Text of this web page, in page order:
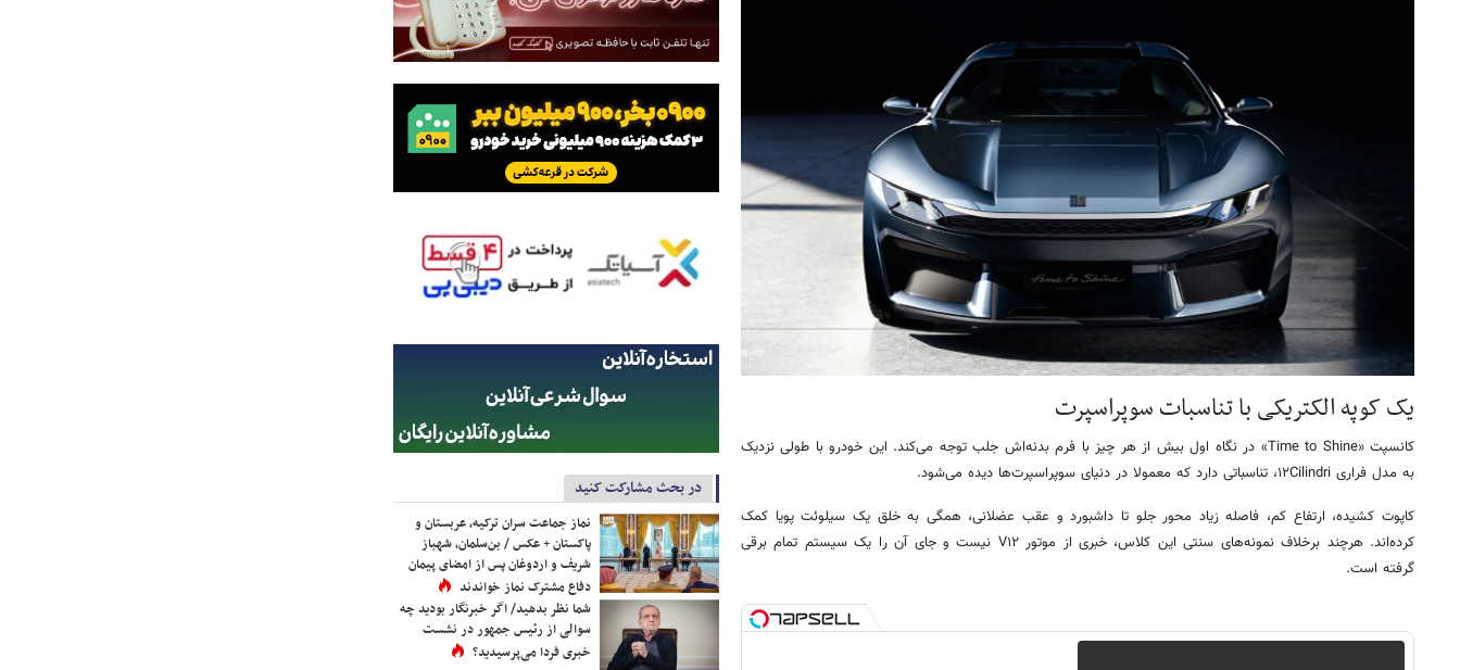
یک کوپه الکتریکی با تناسبات سوپراسپرت
کانسپت «Time to Shine» در نگاه اول بیش از هر چیز با فرم بدنه‌اش جلب توجه می‌کند. این خودرو با طولی نزدیک
به مدل فراری ۱۲Cilindri، تناسباتی دارد که معمولا در دنیای سوپراسپرت‌ها دیده می‌شود.
کاپوت کشیده، ارتفاع کم، فاصله زیاد محور جلو تا داشبورد و عقب عضلانی، همگی به خلق یک سیلوئت پویا کمک
کرده‌اند. هرچند برخلاف نمونه‌های سنتی این کلاس، خبری از موتور V۱۲ نیست و جای آن را یک سیستم تمام‌ برقی
گرفته است.
در بحث مشارکت کنید
نماز جماعت سران ترکیه، عربستان و
پاکستان + عکس / بن‌سلمان، شهباز
شریف و اردوغان پس از امضای پیمان
دفاع مشترک نماز خواندند
شما نظر بدهید/ اگر خبرنگار بودید چه
سوالی از رئیس جمهور در نشست
خبری فردا می‌پرسیدید؟